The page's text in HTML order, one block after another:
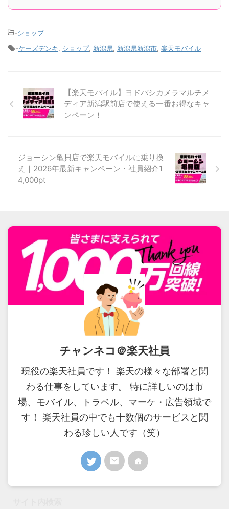
-ショップ
-ケーズデンキ ショップ, 新潟県 新潟県新潟市 楽天モバイル
【楽天モバイル】ヨドバシカメラマルチメ
ディア新潟駅前店で使える一番お得なキャ
ンペーン！
ジョーシン亀貝店で楽天モバイルに乗り換
え｜2026年最新キャンペーン・社員紹介1
4,000pt
チャンネコ＠楽天社員
現役の楽天社員です！ 楽天の様々な部署と関
わる仕事をしています。 特に詳しいのは市
場、モバイル、トラベル、マーケ・広告領域で
す！ 楽天社員の中でも十数個のサービスと関
わる珍しい人です（笑）